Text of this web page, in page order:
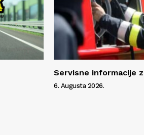
Servisne informacije
6. Augusta 2026.